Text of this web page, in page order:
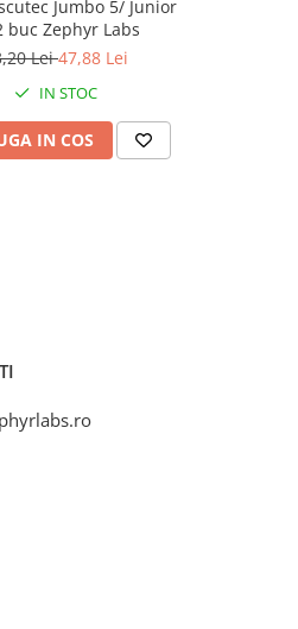
Jumbo 5/ Junior
buc Zephyr Labs
Lei47,88 Lei
IN STOC
IN COS